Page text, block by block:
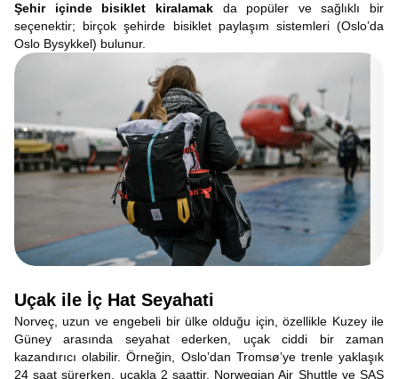
Şehir içinde
bisiklet kiralamakda popüler ve sağlıklı bir
seçenektir; birçok şehirde bisiklet paylaşım sistemleri (Oslo’da
Oslo Bysykkel) bulunur.
Uçak ile İç Hat Seyahati
Norveç, uzun ve engebeli bir ülke olduğu için, özellikle Kuzey ile
Güney arasında seyahat ederken, uçak ciddi bir zaman
kazandırıcı olabilir. Örneğin, Oslo’dan Tromsø’ye trenle yaklaşık
24 saat sürerken, uçakla 2 saattir. Norwegian Air Shuttle ve SAS